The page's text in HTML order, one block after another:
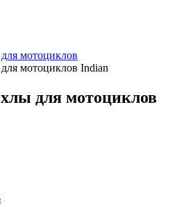
мотоциклов
мотоциклов Indian
для мотоциклов